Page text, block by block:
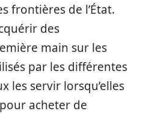
frontières de l’État.
des
main sur les
par les différentes
les servir lorsqu’elles
acheter de